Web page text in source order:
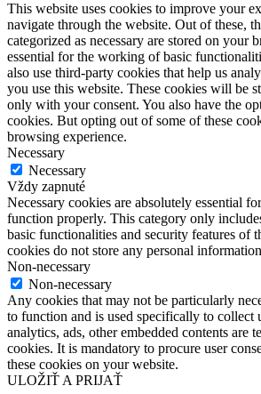
This website uses cookies to improve your
navigate through the website. Out of these,
categorized as necessary are stored on your
essential for the working of basic
also use third-party cookies that help us
you use this website. These cookies will be
only with your consent. You also have the
cookies. But opting out of some of these
browsing experience.
Necessary
Necessary
Vždy zapnuté
Necessary cookies are absolutely essential
function properly. This category only
basic functionalities and security features of
cookies do not store any personal
Non-necessary
Non-necessary
Any cookies that may not be particularly
to function and is used specifically to collect
analytics, ads, other embedded contents are
cookies. It is mandatory to procure user
these cookies on your website.
ULOŽIŤ A PRIJAŤ